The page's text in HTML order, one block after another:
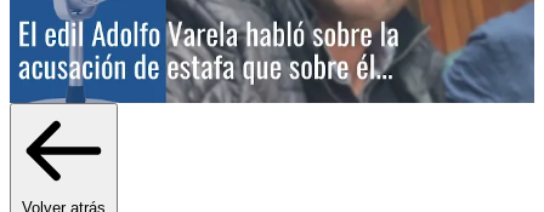
Volver atrás